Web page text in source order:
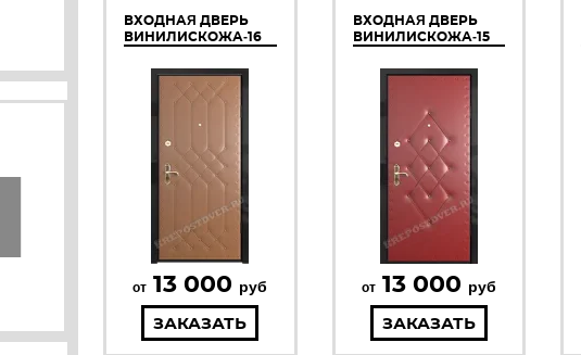
ВХОДНАЯ ДВЕРЬ
ВИНИЛИСКОЖА-16
от 13 000 руб
ЗАКАЗАТЬ
ВХОДНАЯ ДВЕРЬ
ВИНИЛИСКОЖА-15
от 13 000 руб
ЗАКАЗАТЬ